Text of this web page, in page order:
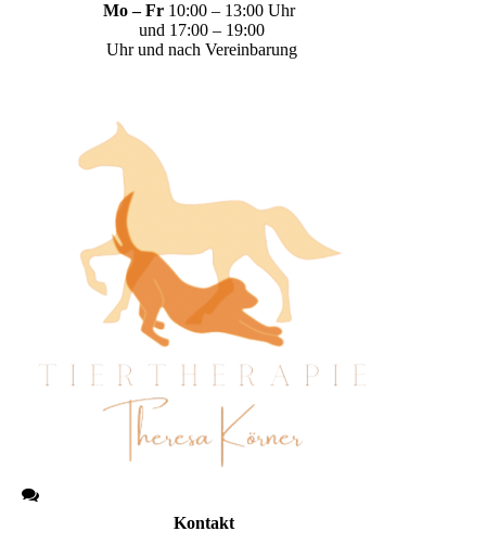
Mo – Fr 10:00 – 13:00 Uhr
und 17:00 – 19:00
Uhr und nach Vereinbarung
Kontakt